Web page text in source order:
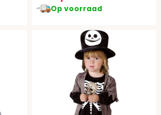
Op voorraad